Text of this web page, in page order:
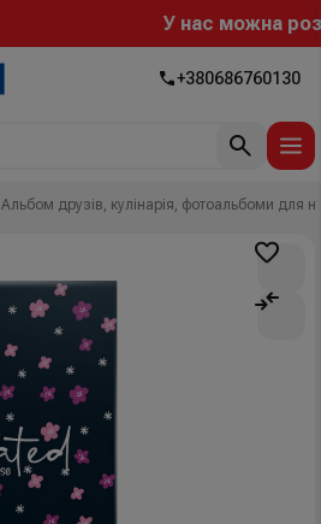
У нас можна
+380686760130
Альбом друзів, кулінарія, фотоальбоми для